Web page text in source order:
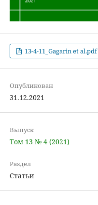
13-4-11_Gagarin et al.pdf
Опубликован
31.12.2021
Выпуск
Том 13 № 4 (2021)
Раздел
Статьи